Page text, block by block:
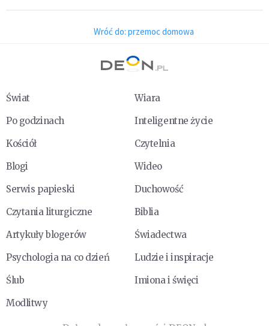
Wróć do: przemoc domowa
Świat
Wiara
Po godzinach
Inteligentne życie
Kościół
Czytelnia
Blogi
Wideo
Serwis papieski
Duchowość
Czytania liturgiczne
Biblia
Artykuły blogerów
Świadectwa
Psychologia na co dzień
Ludzie i inspiracje
Ślub
Imiona i święci
Modlitwy